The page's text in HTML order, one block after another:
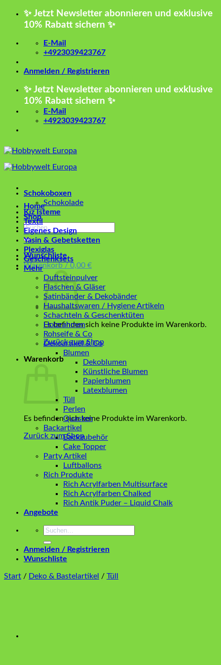
Zum
✨ Jetzt Newsletter abonnieren und exklusive
10% Rabatt sichern ✨
E-Mail
+4923039423767
Anmelden / Registrieren
✨ Jetzt Newsletter abonnieren und exklusive
10% Rabatt sichern ✨
E-Mail
+4923039423767
Home
Shop
Suchen
nach:
Wunschliste
Warenkorb / 0,00 €
Es befinden sich keine Produkte im Warenkorb.
Zurück zum Shop
Warenkorb
Es befinden sich keine Produkte im Warenkorb.
Zurück zum Shop
Schokoboxen
Schokolade
Kız İsteme
Textil
Eigenes Design
Yasin & Gebetsketten
Plexiglas
Geschenksets
Mehr
Duftsteinpulver
Flaschen & Gläser
Satinbänder & Dekobänder
Haushaltswaren / Hygiene Artikeln
Schachteln & Geschenktüten
Holzrahmen
Rohseife & Co
Dekoartikel & Co
Blumen
Dekoblumen
Künstliche Blumen
Papierblumen
Latexblumen
Tüll
Perlen
Quasten
Backartikel
Backzubehör
Cake Topper
Party Artikel
Luftballons
Rich Produkte
Rich Acrylfarben Multisurface
Rich Acrylfarben Chalked
Rich Antik Puder – Liquid Chalk
Angebote
Suchen
Anmelden / Registrieren
Wunschliste
Start / Deko & Bastelartikel / Tüll